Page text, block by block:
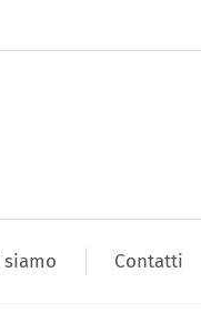
siamo Contatti